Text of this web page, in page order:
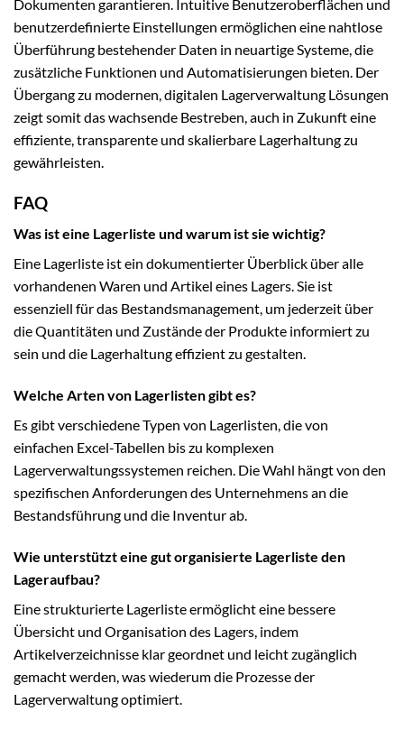
Dokumenten garantieren. Intuitive Benutzeroberflächen und
benutzerdefinierte Einstellungen ermöglichen eine nahtlose
Überführung bestehender Daten in neuartige Systeme, die
zusätzliche Funktionen und Automatisierungen bieten. Der
Übergang zu modernen, digitalen Lagerverwaltung Lösungen
zeigt somit das wachsende Bestreben, auch in Zukunft eine
effiziente, transparente und skalierbare Lagerhaltung zu
gewährleisten.
FAQ
Was ist eine Lagerliste und warum ist sie wichtig?
Eine Lagerliste ist ein dokumentierter Überblick über alle
vorhandenen Waren und Artikel eines Lagers. Sie ist
essenziell für das Bestandsmanagement, um jederzeit über
die Quantitäten und Zustände der Produkte informiert zu
sein und die Lagerhaltung effizient zu gestalten.
Welche Arten von Lagerlisten gibt es?
Es gibt verschiedene Typen von Lagerlisten, die von
einfachen Excel-Tabellen bis zu komplexen
Lagerverwaltungssystemen reichen. Die Wahl hängt von den
spezifischen Anforderungen des Unternehmens an die
Bestandsführung und die Inventur ab.
Wie unterstützt eine gut organisierte Lagerliste den
Lageraufbau?
Eine strukturierte Lagerliste ermöglicht eine bessere
Übersicht und Organisation des Lagers, indem
Artikelverzeichnisse klar geordnet und leicht zugänglich
gemacht werden, was wiederum die Prozesse der
Lagerverwaltung optimiert.